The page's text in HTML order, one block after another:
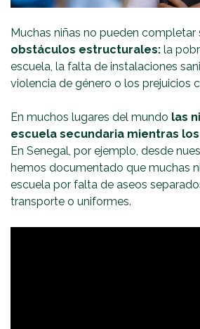
Muchas niñas no pueden
obstáculos estructurales: la
escuela, la falta de instalaciones
violencia de género o los prejuicios
En muchos lugares del mundo las
escuela secundaria mientras
En Senegal, por ejemplo, desde
hemos documentado que muchas
escuela por falta de aseos
transporte o uniformes.